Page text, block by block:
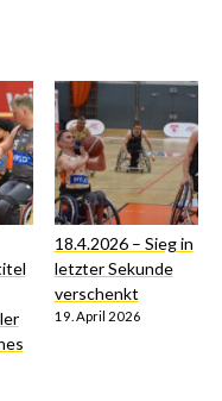
18.4.2026 – Sieg in
letzter Sekunde
verschenkt
19. April 2026